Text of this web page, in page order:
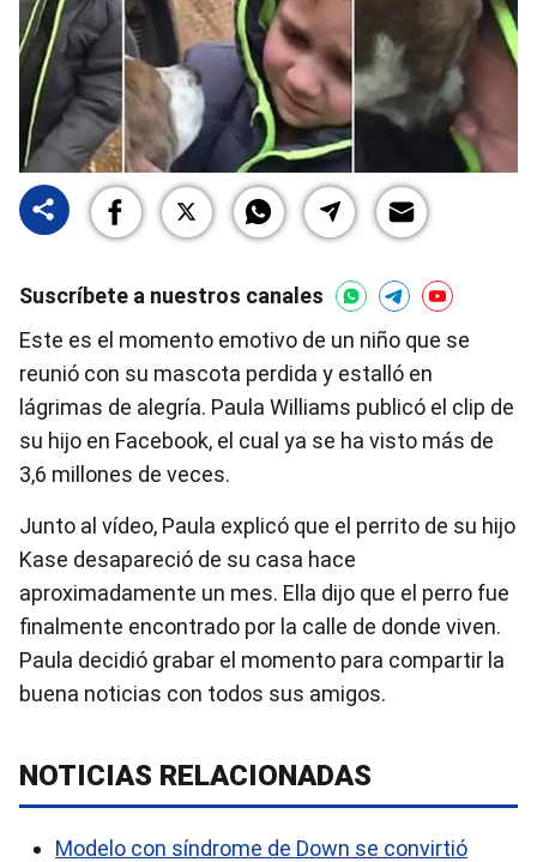
Suscríbete a nuestros canales
Este es el momento emotivo de un niño que se
reunió con su mascota perdida y estalló en
lágrimas de alegría. Paula Williams publicó el clip de
su hijo en Facebook, el cual ya se ha visto más de
3,6 millones de veces.
Junto al vídeo, Paula explicó que el perrito de su hijo
Kase desapareció de su casa hace
aproximadamente un mes. Ella dijo que el perro fue
finalmente encontrado por la calle de donde viven.
Paula decidió grabar el momento para compartir la
buena noticias con todos sus amigos.
NOTICIAS RELACIONADAS
Modelo con síndrome de Down se convirtió